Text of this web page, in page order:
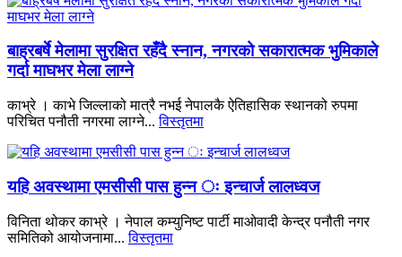
बाह्रबर्षे मेलामा सुरक्षित रहँदै स्नान, नगरको सकारात्मक भुमिकाले
गर्दा माघभर मेला लाग्ने
काभ्रे । काभे जिल्लाको मात्रै नभई नेपालकै ऐतिहासिक स्थानको रुपमा
परिचित पनौती नगरमा लाग्ने...विस्तृतमा
यहि अवस्थामा एमसीसी पास हुन्न ः इन्चार्ज लालध्वज
विनिता थोकर काभ्रे । नेपाल कम्युनिष्ट पार्टी माओवादी केन्द्र पनौती नगर
समितिको आयोजनामा...विस्तृतमा